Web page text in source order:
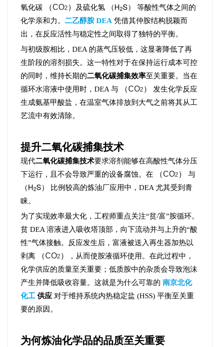
氧化碳
（CO2 ） 及硫化氢 （H2S）
等酸性气体之间的
化学亲和力。二乙醇胺 DEA 凭借其仲胺结构脱颖而
出，在反应活性与稳定性之间取得了独特的平衡。
与初级胺相比，DEA 的蒸气压较低，这显著降低了再
生阶段的溶剂损失。这一特性对于在保持运行成本可控
的同时，维持长期的二氧化碳捕集效率至关重要。当在
循环水溶液中使用时，DEA 与
（CO2 ）
发生化学反应
生成氨基甲酸盐，在温室气体排放到大气之前将其从工
艺流中有效清除。
提升二氧化碳捕集技术
现代二氧化碳捕集技术要求溶剂能够在高酸性气体分压
下运行，且不会导致严重的设备腐蚀。在
（CO2 ） 与
（H2S）
比例较高的炼油厂应用中，DEA 尤其受到青
睐。
为了实现效率最大化，工程师重点关注“贫/富”胺循环。
贫 DEA 溶液进入吸收塔顶部，向下流动并与上升的“酸
性”气体接触。反应发生后，富液被送入再生器加热以
剥离
（CO2 ）
，从而使胺液循环使用。在此过程中，
化学供应的质量至关重要；低质胺中的杂质会导致泡沫
产生并降低吸收容量。这就是为什么可靠的南京北化
化工 供应 对于维持系统内热稳定盐 (HSS) 平衡至关重
要的原因。
为何炼油化学品的品质至关重要